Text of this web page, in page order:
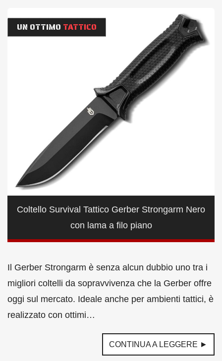
UN OTTIMO TATTICO
Coltello Survival Tattico Gerber Strongarm Nero
con lama a filo piano
Il Gerber Strongarm è senza alcun dubbio uno tra i
migliori coltelli da sopravvivenza che la Gerber offre
oggi sul mercato. Ideale anche per ambienti tattici, è
realizzato con ottimi…
CONTINUA A LEGGERE ►